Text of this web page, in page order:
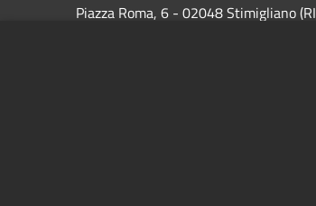
Piazza Roma, 6 - 02048 Stimigliano